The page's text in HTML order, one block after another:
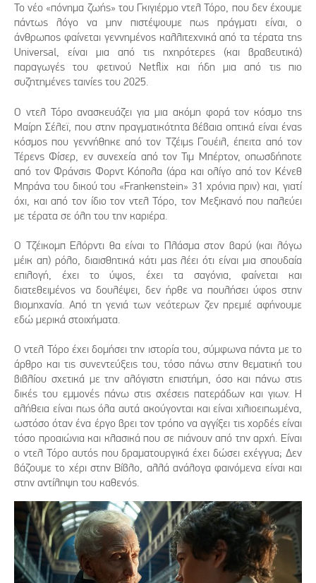
Το νέο «πόνημα ζωής» του Γκιγιέρμο ντελ Τόρο, που δεν έχουμε
πάντως λόγο να μην πιστέψουμε πως πράγματι είναι, ο
άνθρωπος φαίνεται γεννημένος καλλιτεχνικά από τα τέρατα της
Universal, είναι μια από τις ηχηρότερες (και βραβευτικά)
παραγωγές του φετινού Netflix και ήδη μια από τις πιο
συζητημένες ταινίες του 2025.
Ο ντελ Τόρο ανασκευάζει για μια ακόμη φορά τον κόσμο της
Μαίρη Σέλεϊ, που στην πραγματικότητα βέβαια οπτικά είναι ένας
κόσμος που γεννήθηκε από τον Τζέιμς Γουέιλ, έπειτα από τον
Τέρενς Φίσερ, εν συνεχεία από τον Τιμ Μπέρτον, οπωσδήποτε
από τον Φράνσις Φορντ Κόπολα (άρα και ολίγο από τον Κένεθ
Μπράνα του δικού του «Frankenstein» 31 χρόνια πριν) και, γιατί
όχι, και από τον ίδιο τον ντελ Τόρο, τον Μεξικανό που παλεύει
με τέρατα σε όλη του την καριέρα.
Ο Τζέικομπ Ελόρντι θα είναι το Πλάσμα στον βαρύ (και λόγω
μέικ απ) ρόλο, διαισθητικά κάτι μας λέει ότι είναι μια σπουδαία
επιλογή, έχει το ύψος, έχει τα σαγόνια, φαίνεται και
διατεθειμένος να δουλέψει, δεν ήρθε να πουλήσει ύφος στην
βιομηχανία. Από τη γενιά των νεότερων ζεν πρεμιέ αφήνουμε
εδώ μερικά στοιχήματα.
Ο ντελ Τόρο έχει δομήσει την ιστορία του, σύμφωνα πάντα με το
άρθρο και τις συνεντεύξεις του, τόσο πάνω στην θεματική του
βιβλίου σχετικά με την αλόγιστη επιστήμη, όσο και πάνω στις
δικές του εμμονές πάνω στις σχέσεις πατεράδων και γιων. Η
αλήθεια είναι πως όλα αυτά ακούγονται και είναι χιλιοειπωμένα,
ωστόσο όταν ένα έργο βρει τον τρόπο να αγγίξει τις χορδές είναι
τόσο προαιώνια και κλασικά που σε πιάνουν από την αρχή. Είναι
ο ντελ Τόρο αυτός που δραματουργικά έχει δώσει εχέγγυα; Δεν
βάζουμε το χέρι στην Βίβλο, αλλά ανάλογα φαινόμενα είναι και
στην αντίληψη του καθενός.